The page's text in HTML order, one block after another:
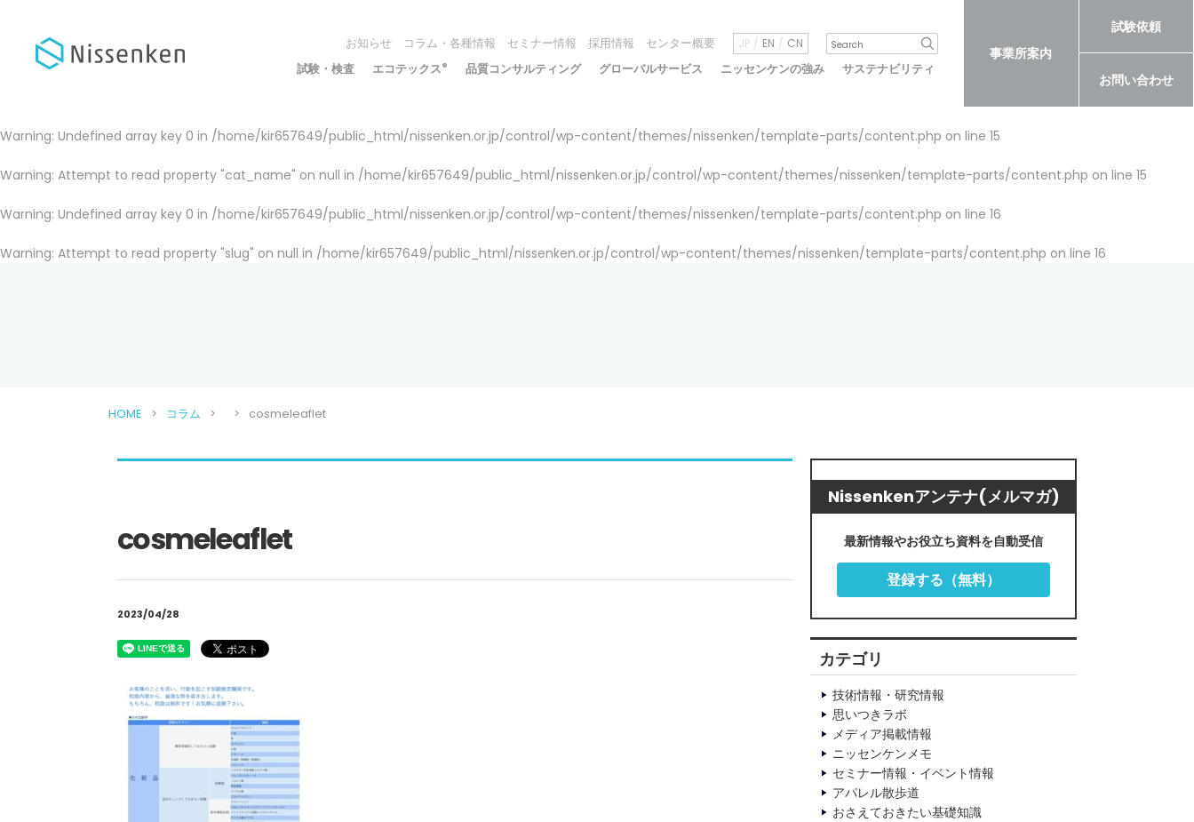
お知らせ コラム・各種情報 セミナー情報 採用情報 センター概要 JP EN CN
試験・検査 エコテックス® 品質コンサルティング グローバルサービス ニッセンケンの強み サステナビリティ
事業所案内
試験依頼
お問い合わせ
Warning: Undefined array key 0 in /home/kir657649/public_html/nissenken.or.jp/control/wp-content/themes/nissenken/template-parts/content.php on line 15
Warning: Attempt to read property "cat_name" on null in /home/kir657649/public_html/nissenken.or.jp/control/wp-content/themes/nissenken/template-parts/content.php on line 15
Warning: Undefined array key 0 in /home/kir657649/public_html/nissenken.or.jp/control/wp-content/themes/nissenken/template-parts/content.php on line 16
Warning: Attempt to read property "slug" on null in /home/kir657649/public_html/nissenken.or.jp/control/wp-content/themes/nissenken/template-parts/content.php on line 16
HOME コラム cosmeleaflet
cosmeleaflet
2023/04/28
Nissenkenアンテナ(メルマガ)
最新情報やお役立ち資料を自動受信
登録する（無料）
カテゴリ
技術情報・研究情報
思いつきラボ
メディア掲載情報
ニッセンケンメモ
セミナー情報・イベント情報
アパレル散歩道
おさえておきたい基礎知識